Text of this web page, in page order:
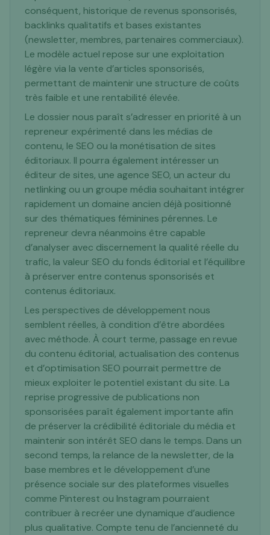
conséquent, historique de revenus sponsorisés,
backlinks qualitatifs et bases existantes
(newsletter, membres, partenaires commerciaux).
Le modèle actuel repose sur une exploitation
légère via la vente d’articles sponsorisés,
permettant de maintenir une structure de coûts
très faible et une rentabilité élevée.
Le dossier nous paraît s’adresser en priorité à un
repreneur expérimenté dans les médias de
contenu, le SEO ou la monétisation de sites
éditoriaux. Il pourra également intéresser un
éditeur de sites, une agence SEO, un acteur du
netlinking ou un groupe média souhaitant intégrer
rapidement un domaine ancien déjà positionné
sur des thématiques féminines pérennes. Le
repreneur devra néanmoins être capable
d’analyser avec discernement la qualité réelle du
trafic, la valeur SEO du fonds éditorial et l’équilibre
à préserver entre contenus sponsorisés et
contenus éditoriaux.
Les perspectives de développement nous
semblent réelles, à condition d’être abordées
avec méthode. À court terme, passage en revue
du contenu éditorial, actualisation des contenus
et d’optimisation SEO pourrait permettre de
mieux exploiter le potentiel existant du site. La
reprise progressive de publications non
sponsorisées paraît également importante afin
de préserver la crédibilité éditoriale du média et
maintenir son intérêt SEO dans le temps. Dans un
second temps, la relance de la newsletter, de la
base membres et le développement d’une
présence sociale sur des plateformes visuelles
comme Pinterest ou Instagram pourraient
contribuer à recréer une dynamique d’audience
plus qualitative. Compte tenu de l’ancienneté du